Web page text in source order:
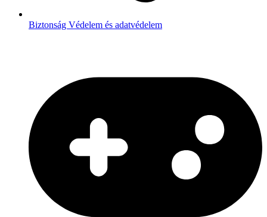
Biztonság Védelem és adatvédelem